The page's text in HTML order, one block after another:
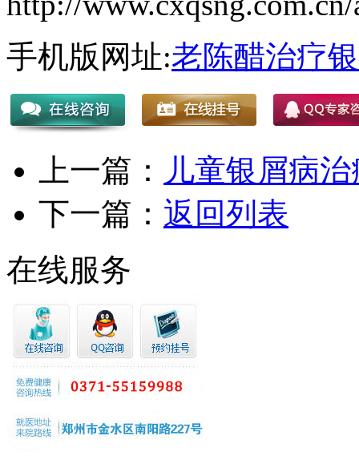
手机版网址:老陈醋治疗
上一篇： 儿童银屑病
下一篇： 返回列表
在线服务